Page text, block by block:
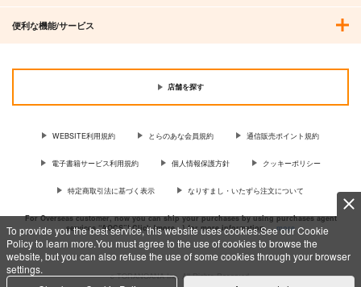
To provide you the best service, this website uses cookies.See our Cookie
Policy to learn more.You must agree to the use of cookies to browse the
website, but you can also refuse the use of some cookies through your browser
settings.
便利な機能/サービス
店舗を探す
WEBSITE利用規約 とらのあな会員規約 通信販売ポイント規約
電子書籍サービス利用規約 個人情報保護方針 クッキーポリシー
特定商取引法に基づく表示 なりすまし・いたずら注文について
For Overseas customer, now you can ship your purchases by using purchases agent
services “AOCS”! Click {more…} for more information …more
c TORANOANA Inc, All Rights Reserved.